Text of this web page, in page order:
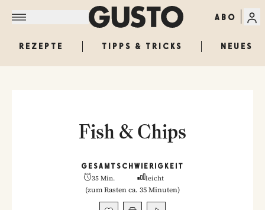
ABO
REZEPTE TIPPS & TRICKS NEUES
Fish & Chips
GESAMT
35 Min.
SCHWIERIGKEIT
leicht
(zum Rasten ca. 35 Minuten)